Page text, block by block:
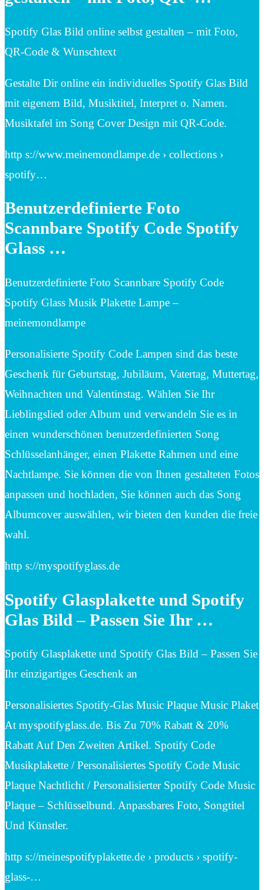
Spotify Glas Bild online selbst gestalten – mit Foto,
QR-Code & Wunschtext
Gestalte Dir online ein individuelles Spotify Glas Bild
mit eigenem Bild, Musiktitel, Interpret o. Namen.
Musiktafel im Song Cover Design mit QR-Code.
http s://www.meinemondlampe.de › collections ›
spotify…
Benutzerdefinierte Foto
Scannbare Spotify Code Spotify
Glass …
Benutzerdefinierte Foto Scannbare Spotify Code
Spotify Glass Musik Plakette Lampe –
meinemondlampe
Personalisierte Spotify Code Lampen sind das beste
Geschenk für Geburtstag, Jubiläum, Vatertag, Muttertag,
Weihnachten und Valentinstag. Wählen Sie Ihr
Lieblingslied oder Album und verwandeln Sie es in
einen wunderschönen benutzerdefinierten Song
Schlüsselanhänger, einen Plakette Rahmen und eine
Nachtlampe. Sie können die von Ihnen gestalteten Fotos
anpassen und hochladen, Sie können auch das Song
Albumcover auswählen, wir bieten den kunden die freie
wahl.
http s://myspotifyglass.de
Spotify Glasplakette und Spotify
Glas Bild – Passen Sie Ihr …
Spotify Glasplakette und Spotify Glas Bild – Passen Sie
Ihr einzigartiges Geschenk an
Personalisiertes Spotify-Glas Music Plaque Music Plaket
At myspotifyglass.de. Bis Zu 70% Rabatt & 20%
Rabatt Auf Den Zweiten Artikel. Spotify Code
Musikplakette / Personalisiertes Spotify Code Music
Plaque Nachtlicht / Personalisierter Spotify Code Music
Plaque – Schlüsselbund. Anpassbares Foto, Songtitel
Und Künstler.
http s://meinespotifyplakette.de › products › spotify-
glass-…